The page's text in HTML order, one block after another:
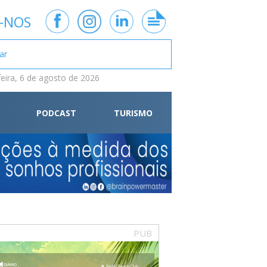
6 de agosto de 2026
PODCAST TURISMO
PUB